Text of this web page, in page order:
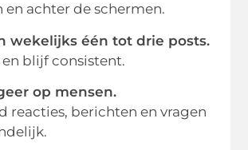
en achter de schermen.
wekelijks één tot drie posts.
blijf consistent.
op mensen.
reacties, berichten en vragen